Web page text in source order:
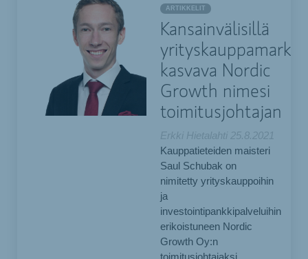
ARTIKKELIT
Kansainvälisillä
kasvava Nordic
Growth nimesi
toimitusjohtajan
Erkki Hietalahti 25.8.2021
Kauppatieteiden maisteri
Saul Schubak on
nimitetty yrityskauppoihin
ja
investointipankkipalveluihin
erikoistuneen Nordic
Growth Oy:n